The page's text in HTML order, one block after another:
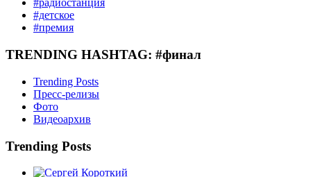
#радиостанция
#детское
#премия
TRENDING HASHTAG: #финал
Trending Posts
Пресс-релизы
Фото
Видеоархив
Trending Posts